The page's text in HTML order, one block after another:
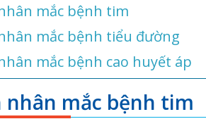
mắc bệnh tim
mắc bệnh tiểu đường
mắc bệnh cao huyết áp
nhân mắc bệnh tim